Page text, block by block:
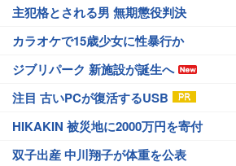
主犯格とされる男 無期懲役判決
カラオケで15歳少女に性暴行か
ジブリパーク 新施設が誕生へ
注目 古いPCが復活するUSB
HIKAKIN 被災地に2000万円を寄付
双子出産 中川翔子が体重を公表